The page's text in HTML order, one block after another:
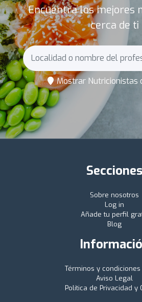
Encuentra los mejores
cerca de ti
Mostrar Nutricionistas
Secciones
Sobre nosotros
Log in
Añade tu perfil
Blog
Términos y
Aviso Legal
Política de Privacidad y